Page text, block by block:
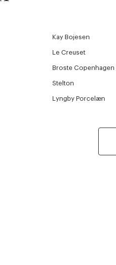
Kay Bojesen
Le Creuset
Broste Copenhagen
Stelton
Lyngby Porcelæn